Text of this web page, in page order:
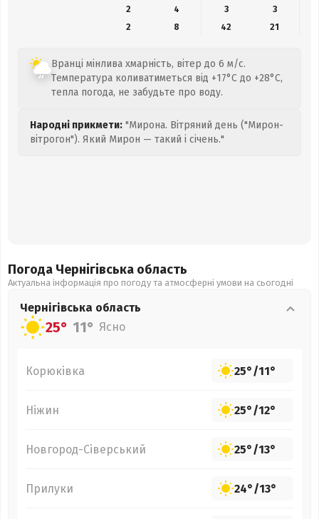
2
4 3
3
2
8 42 21
Вранці мінлива хмарність, вітер до 6 м/с.
Температура коливатиметься від +17°C до +28°C,
тепла погода, не забудьте про воду.
Народні прикмети: "Мирона. Вітряний день ("Мирон-
вітрогон"). Який Мирон — такий і січень."
Погода Чернігівська область
Актуальна інформація про погоду та атмосферні умови на сьогодні
Чернігівська область
25° 11° Ясно
Корюківка 25°/11°
Ніжин 25°/12°
Новгород-Сіверський 25°/13°
Прилуки 24°/13°